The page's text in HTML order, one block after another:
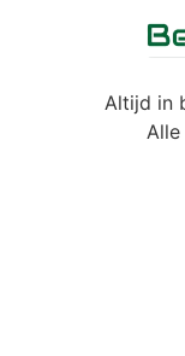
Altijd in